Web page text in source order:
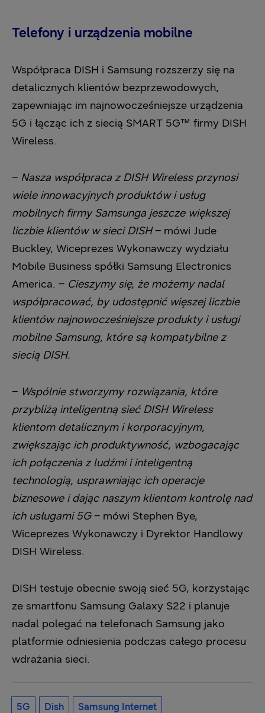
Telefony i urządzenia mobilne
Współpraca DISH i Samsung rozszerzy się na
detalicznych klientów bezprzewodowych,
zapewniając im najnowocześniejsze urządzenia
5G i łącząc ich z siecią SMART 5G™ firmy DISH
Wireless.
– Nasza współpraca z DISH Wireless przynosi
wiele innowacyjnych produktów i usług
mobilnych firmy Samsunga jeszcze większej
liczbie klientów w sieci DISH– mówi Jude
Buckley, Wiceprezes Wykonawczy wydziału
Mobile Business spółki Samsung Electronics
America. – Cieszymy się, że możemy nadal
współpracować, by udostępnić więszej liczbie
klientów najnowocześniejsze produkty i usługi
mobilne Samsung, które są kompatybilne z
siecią DISH.
– Wspólnie stworzymy rozwiązania, które
przybliżą inteligentną sieć DISH Wireless
klientom detalicznym i korporacyjnym,
zwiększając ich produktywność, wzbogacając
ich połączenia z ludźmi i inteligentną
technologią, usprawniając ich operacje
biznesowe i dając naszym klientom kontrolę nad
ich usługami 5G– mówi Stephen Bye,
Wiceprezes Wykonawczy i Dyrektor Handlowy
DISH Wireless.
DISH testuje obecnie swoją sieć 5G, korzystając
ze smartfonu Samsung Galaxy S22 i planuje
nadal polegać na telefonach Samsung jako
platformie odniesienia podczas całego procesu
wdrażania sieci.
5G Dish Samsung Internet